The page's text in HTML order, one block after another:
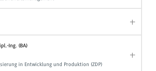
Ing. (BA)
in Entwicklung und Produktion (ZDP)